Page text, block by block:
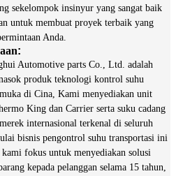
sekelompok insinyur yang sangat baik
untuk membuat proyek terbaik yang
Anda.
:
Automotive parts Co., Ltd. adalah
produk teknologi kontrol suhu
di Cina, Kami menyediakan unit
King dan Carrier serta suku cadang
internasional terkenal di seluruh
bisnis pengontrol suhu transportasi ini
kami fokus untuk menyediakan solusi
kepada pelanggan selama 15 tahun,